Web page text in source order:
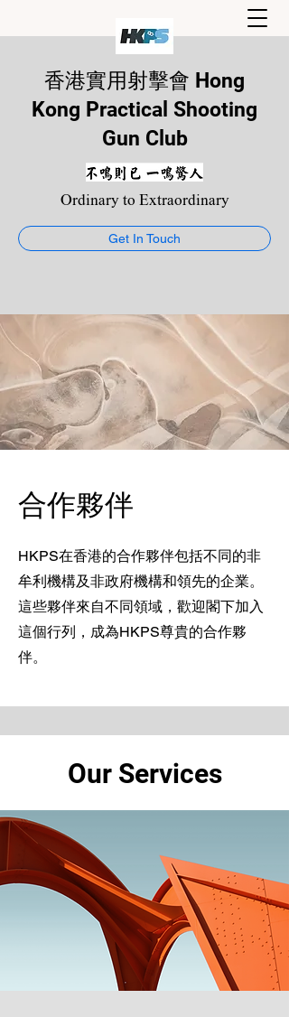
香港實用射擊會 Hong
Kong Practical Shooting
Gun Club
Ordinary to Extraordinary
Get In Touch
合作夥伴
HKPS在香港的合作夥伴包括不同的非
牟利機構及非政府機構和領先的企業。
這些夥伴來自不同領域，歡迎閣下加入
這個行列，成為HKPS尊貴的合作夥
伴。
Our Services